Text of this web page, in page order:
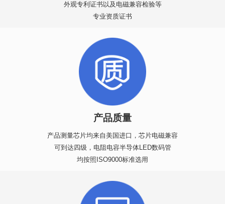
外观专利证书以及电磁兼容检验等
专业资质证书
产品质量
产品测量芯片均来自美国进口，芯片电磁兼容
可到达四级，电阻电容半导体LED数码管
均按照ISO9000标准选用